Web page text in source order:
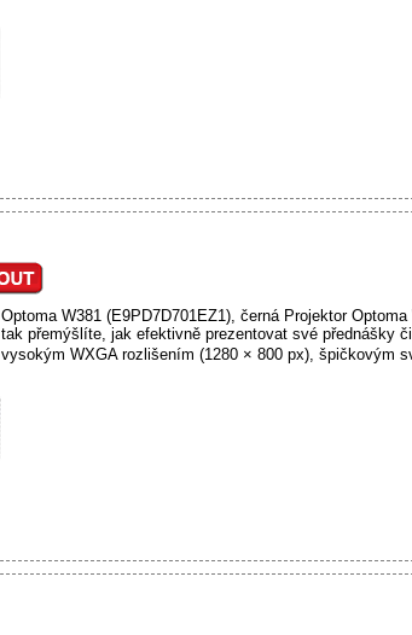
Optoma W381 (E9PD7D701EZ1), černá Projektor
tak přemýšlíte, jak efektivně prezentovat své přednášky
vysokým WXGA rozlišením (1280 × 800 px), špičkovým